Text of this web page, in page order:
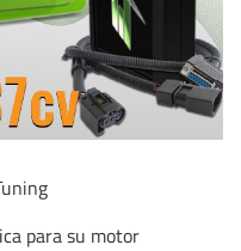
para su motor